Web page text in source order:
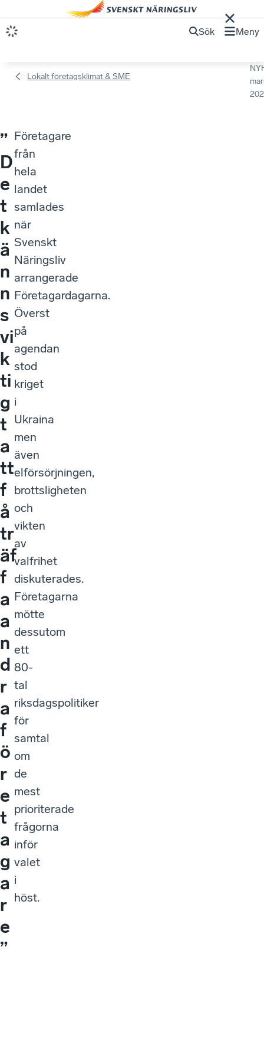
Sök Meny
Lokalt företagsklimat & SME
”
D
e
t
k
ä
n
n
s
vi
k
ti
g
t
a
tt
f
å
tr
äf
f
a
a
n
d
r
a
f
ö
r
e
t
a
g
a
r
e
”
Företagare
från
hela
landet
samlades
när
Svenskt
Näringsliv
arrangerade
Företagardagarna.
Överst
på
agendan
stod
kriget
i
Ukraina
men
även
elförsörjningen,
brottsligheten
och
vikten
av
valfrihet
diskuterades.
Företagarna
mötte
dessutom
ett
80-
tal
riksdagspolitiker
för
samtal
om
de
mest
prioriterade
frågorna
inför
valet
i
höst.